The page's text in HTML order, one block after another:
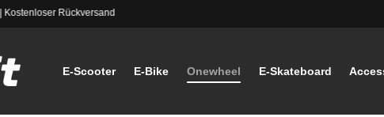
Kostenloser Rückversand
E-Scooter E-Bike Onewheel E-Skateboard